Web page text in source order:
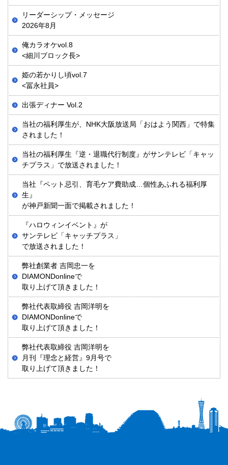
リーダーシップ・メッセージ
2026年8月
俺カラオケvol.8
<細川ブロック長>
姫の若かりし頃vol.7
<冨永社員>
出張ディナー Vol.2
当社の福利厚生が、NHK大阪放送局「おはよう関西」で特集
されました！
当社の福利厚生『逆・退職代行制度』がサンテレビ「キャッ
チプラス」で放送されました！
当社『ペット忌引、育毛ケア費助成…個性あふれる福利厚
生』
が神戸新聞一面で掲載されました！
『ハロウィンイベント』が
サンテレビ「キャッチプラス」
で放送されました！
弊社創業者 吉岡忠一を
DIAMONDonlineで
取り上げて頂きました！
弊社代表取締役 吉岡洋明を
DIAMONDonlineで
取り上げて頂きました！
弊社代表取締役 吉岡洋明を
月刊『理念と経営』9月号で
取り上げて頂きました！